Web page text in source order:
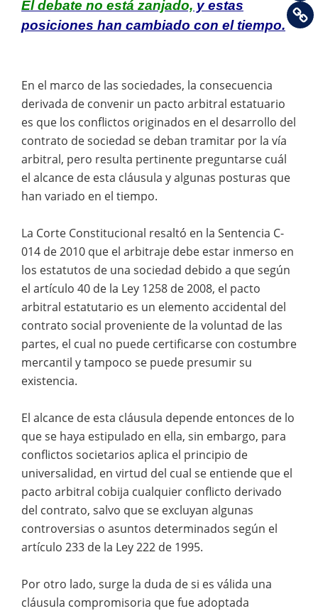
El debate no está zanjado, y estas
posiciones han cambiado con el tiempo.
En el marco de las sociedades, la consecuencia
derivada de convenir un pacto arbitral estatuario
es que los conflictos originados en el desarrollo del
contrato de sociedad se deban tramitar por la vía
arbitral, pero resulta pertinente preguntarse cuál
el alcance de esta cláusula y algunas posturas que
han variado en el tiempo.
La Corte Constitucional resaltó en la Sentencia C-
014 de 2010 que el arbitraje debe estar inmerso en
los estatutos de una sociedad debido a que según
el artículo 40 de la Ley 1258 de 2008, el pacto
arbitral estatutario es un elemento accidental del
contrato social proveniente de la voluntad de las
partes, el cual no puede certificarse con costumbre
mercantil y tampoco se puede presumir su
existencia.
El alcance de esta cláusula depende entonces de lo
que se haya estipulado en ella, sin embargo, para
conflictos societarios aplica el principio de
universalidad, en virtud del cual se entiende que el
pacto arbitral cobija cualquier conflicto derivado
del contrato, salvo que se excluyan algunas
controversias o asuntos determinados según el
artículo 233 de la Ley 222 de 1995.
Por otro lado, surge la duda de si es válida una
cláusula compromisoria que fue adoptada